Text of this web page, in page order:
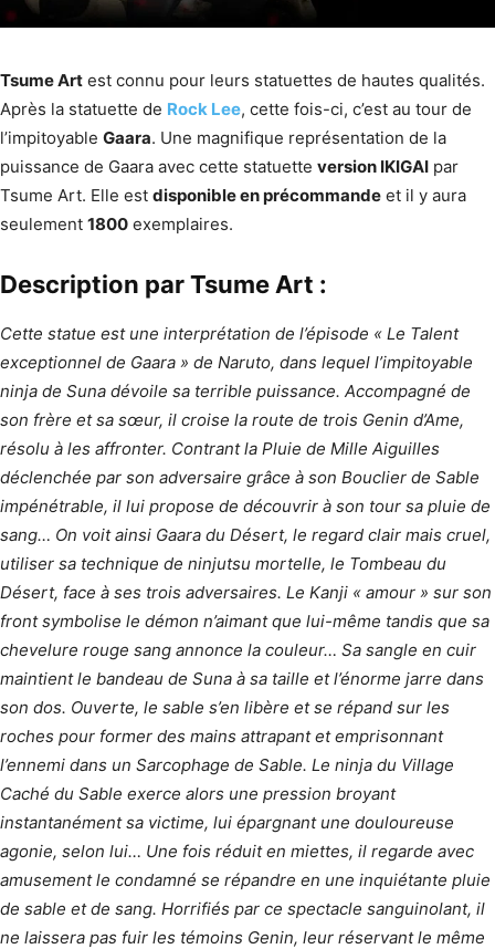
Tsume Art est connu pour leurs statuettes de hautes qualités.
Après la statuette de Rock Lee, cette fois-ci, c’est au tour de
l’impitoyable Gaara. Une magnifique représentation de la
puissance de Gaara avec cette statuette version IKIGAI par
Tsume Art. Elle est disponible en précommande et il y aura
seulement 1800 exemplaires.
Description par Tsume Art :
Cette statue est une interprétation de l’épisode « Le Talent
exceptionnel de Gaara » de Naruto, dans lequel l’impitoyable
ninja de Suna dévoile sa terrible puissance. Accompagné de
son frère et sa sœur, il croise la route de trois Genin d’Ame,
résolu à les affronter. Contrant la Pluie de Mille Aiguilles
déclenchée par son adversaire grâce à son Bouclier de Sable
impénétrable, il lui propose de découvrir à son tour sa pluie de
sang… On voit ainsi Gaara du Désert, le regard clair mais cruel,
utiliser sa technique de ninjutsu mortelle, le Tombeau du
Désert, face à ses trois adversaires. Le Kanji « amour » sur son
front symbolise le démon n’aimant que lui-même tandis que sa
chevelure rouge sang annonce la couleur… Sa sangle en cuir
maintient le bandeau de Suna à sa taille et l’énorme jarre dans
son dos. Ouverte, le sable s’en libère et se répand sur les
roches pour former des mains attrapant et emprisonnant
l’ennemi dans un Sarcophage de Sable. Le ninja du Village
Caché du Sable exerce alors une pression broyant
instantanément sa victime, lui épargnant une douloureuse
agonie, selon lui… Une fois réduit en miettes, il regarde avec
amusement le condamné se répandre en une inquiétante pluie
de sable et de sang. Horrifiés par ce spectacle sanguinolant, il
ne laissera pas fuir les témoins Genin, leur réservant le même